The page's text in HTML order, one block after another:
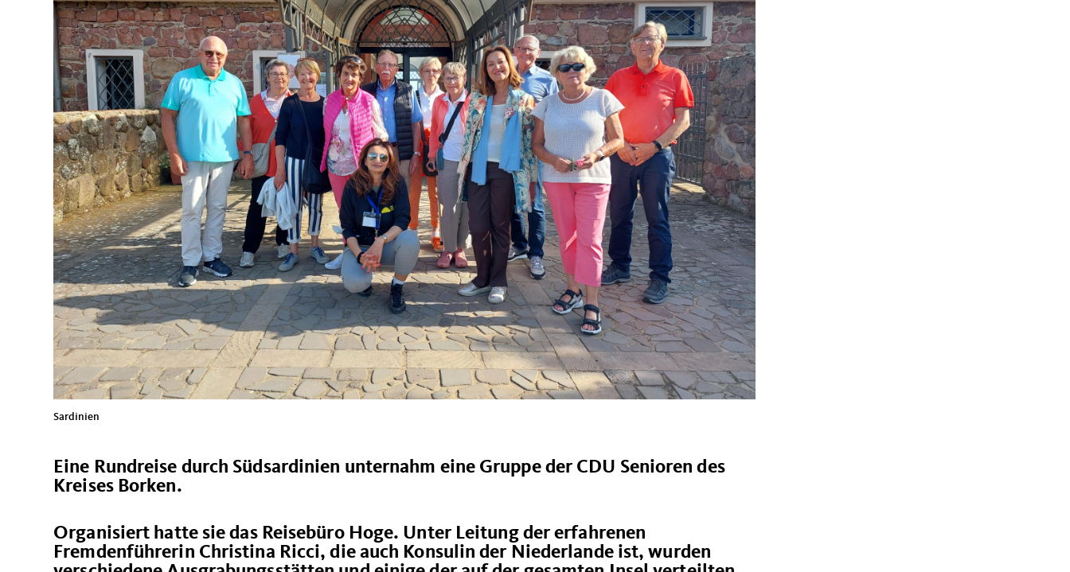
Sardinien
Eine Rundreise durch Südsardinien unternahm eine Gruppe der CDU Senioren des
Kreises Borken.
Organisiert hatte sie das Reisebüro Hoge. Unter Leitung der erfahrenen
Fremdenführerin Christina Ricci, die auch Konsulin der Niederlande ist, wurden